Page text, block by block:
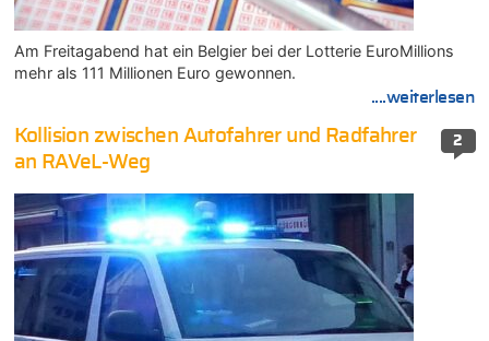
Am Freitagabend hat ein Belgier bei der Lotterie EuroMillions
mehr als 111 Millionen Euro gewonnen.
....weiterlesen
2
Kollision zwischen Autofahrer und Radfahrer
an RAVeL-Weg